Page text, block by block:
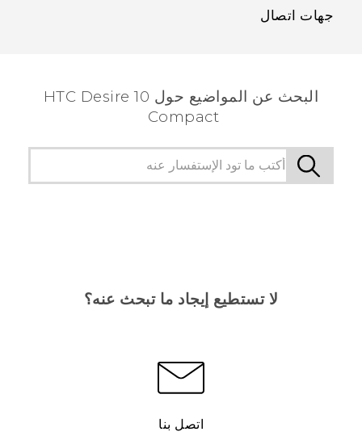
جهات اتصال
البحث عن المواضيع حول HTC Desire 10
Compact
لا تستطيع إيجاد ما تبحث عنه؟
اتصل بنا